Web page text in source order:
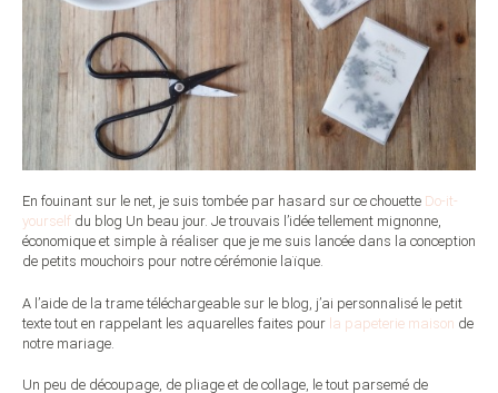
En fouinant sur le net, je suis tombée par hasard sur ce chouette Do-it-
yourself du blog Un beau jour. Je trouvais l’idée tellement mignonne,
économique et simple à réaliser que je me suis lancée dans la conception
de petits mouchoirs pour notre cérémonie laïque.
A l’aide de la trame téléchargeable sur le blog, j’ai personnalisé le petit
texte tout en rappelant les aquarelles faites pour la papeterie maison de
notre mariage.
Un peu de découpage, de pliage et de collage, le tout parsemé de